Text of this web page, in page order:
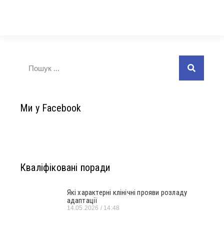
Ми у Facebook
Кваліфіковані поради
Які характерні клінічні прояви розладу
адаптації
14.05.2026 14:48